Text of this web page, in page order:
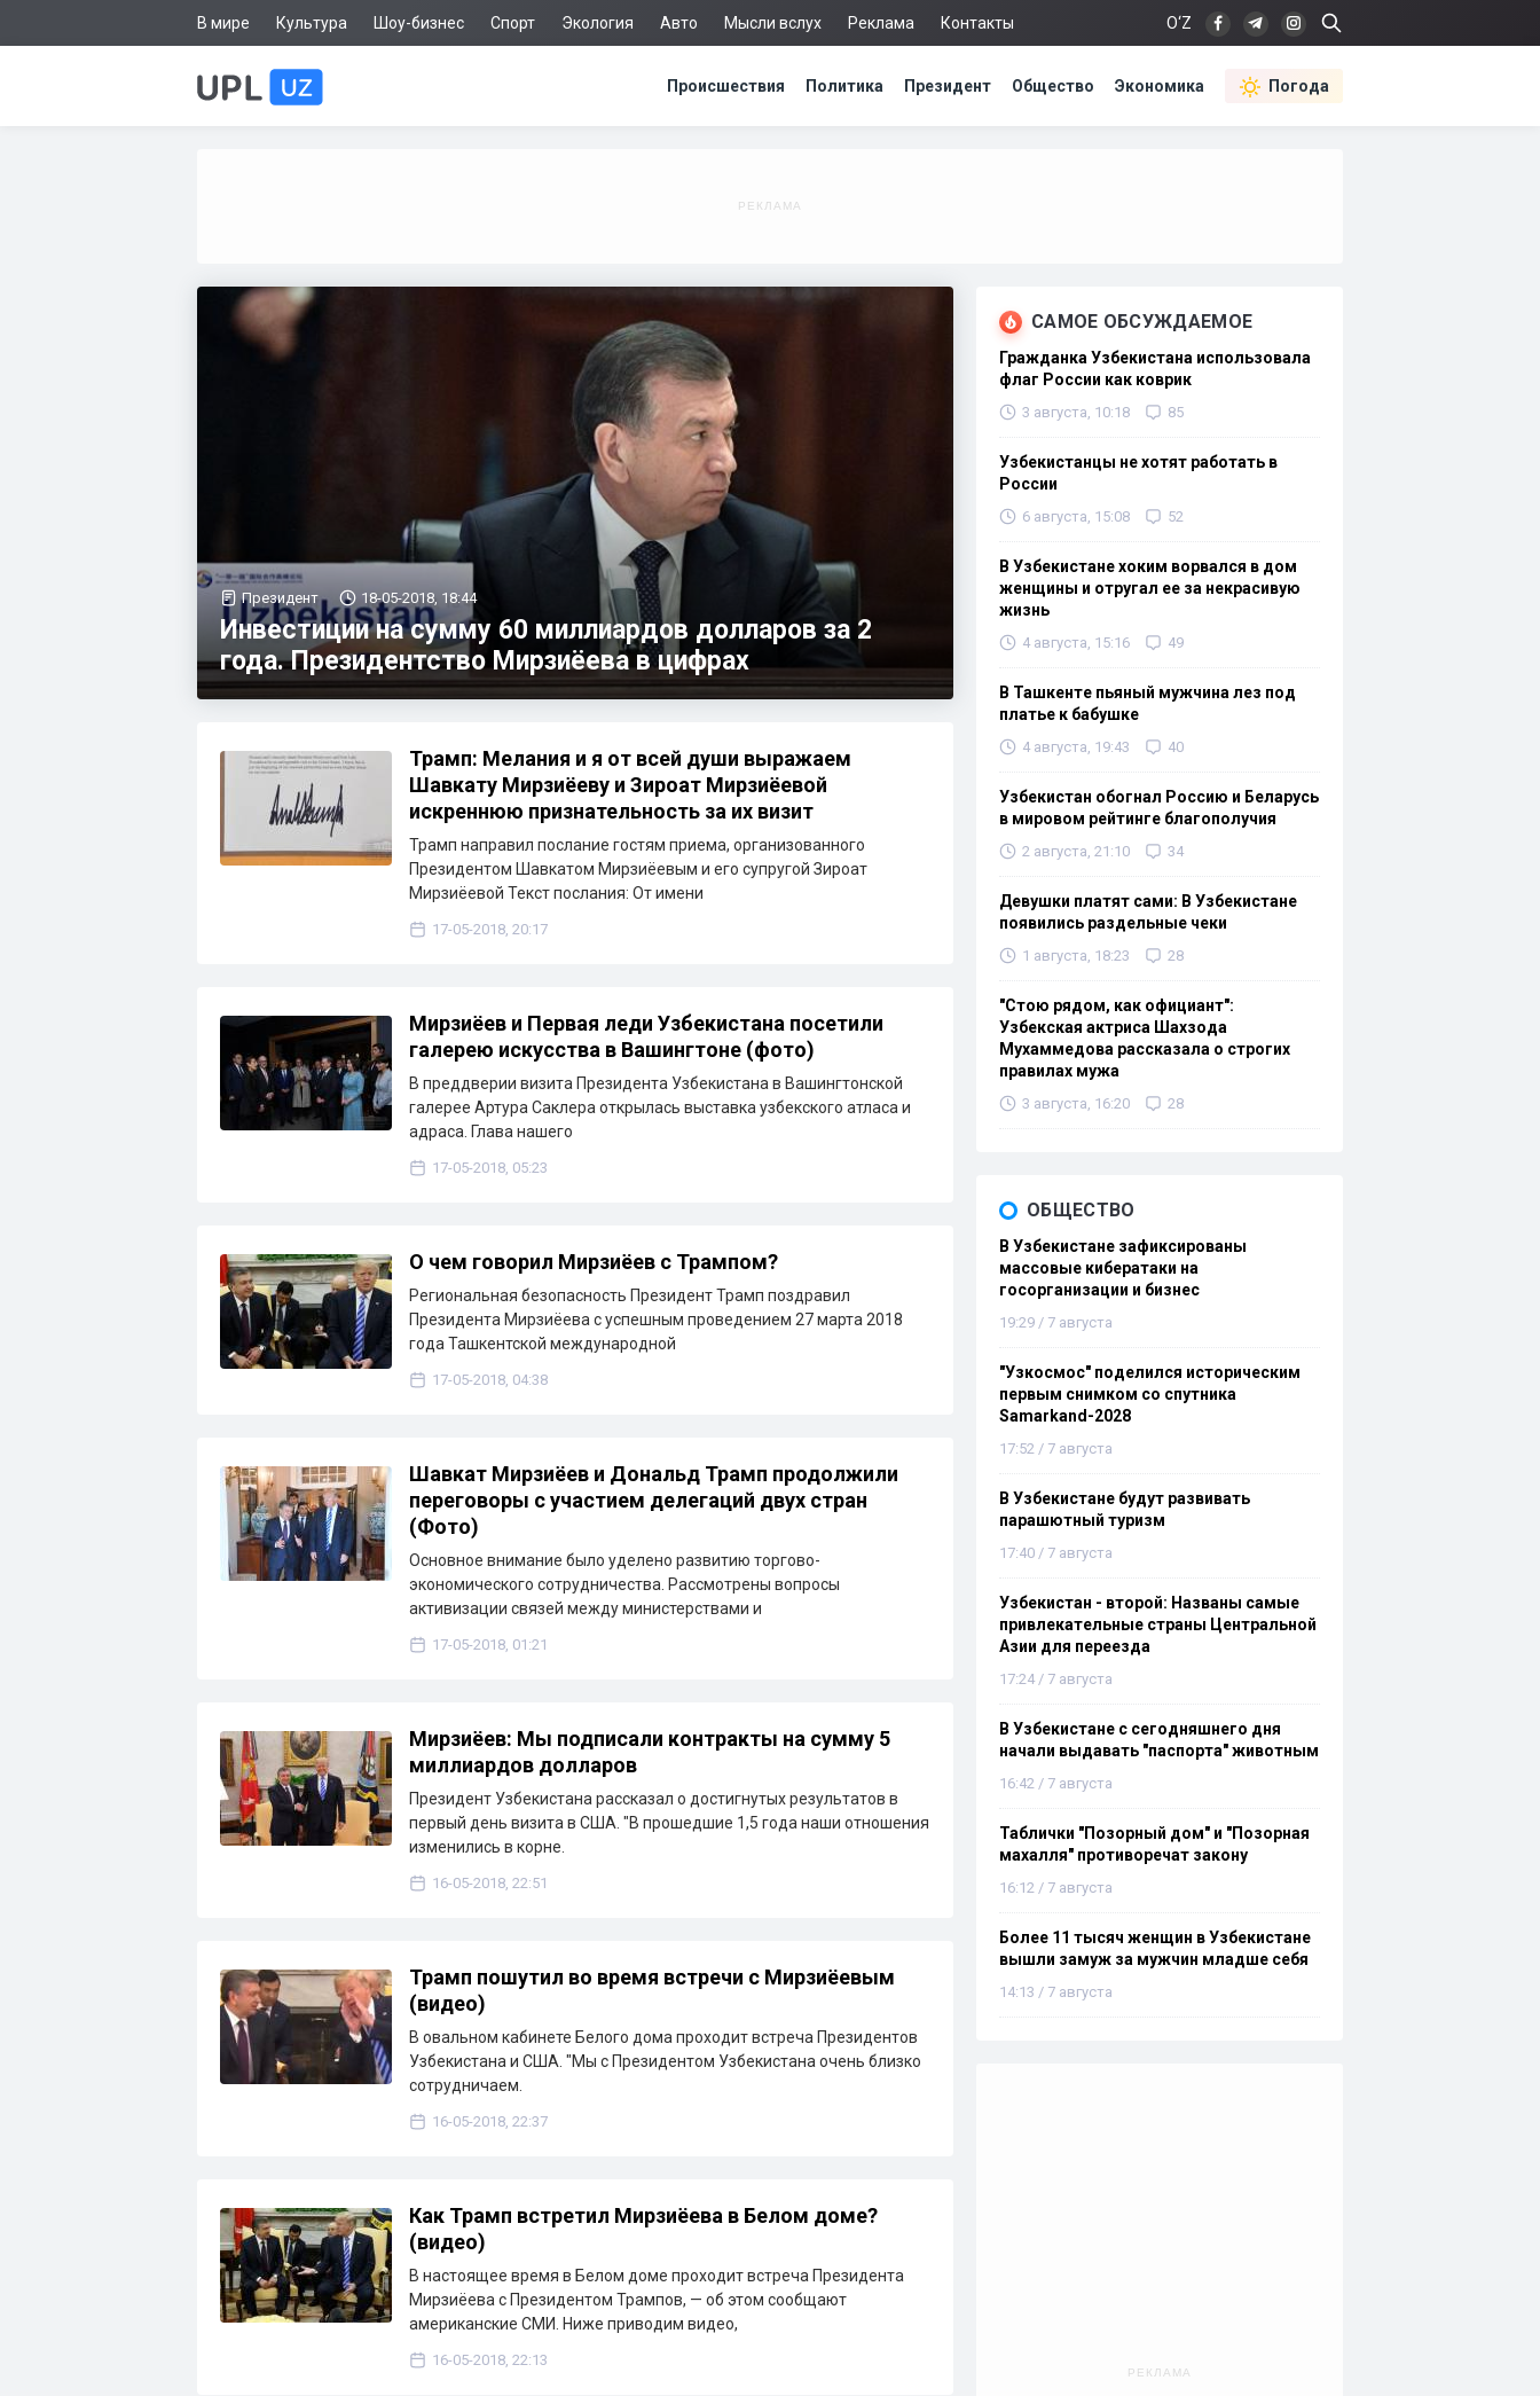
В мире Культура Шоу-бизнес Спорт Экология Авто Мысли вслух Реклама Контакты O‘Z
Происшествия Политика Президент Общество Экономика Погода
Президент 18-05-2018, 18:44
Инвестиции на сумму 60 миллиардов долларов за 2
года. Президентство Мирзиёева в цифрах
Трамп: Мелания и я от всей души выражаем
Шавкату Мирзиёеву и Зироат Мирзиёевой
искреннюю признательность за их визит
Трамп направил послание гостям приема, организованного
Президентом Шавкатом Мирзиёевым и его супругой Зироат
Мирзиёевой Текст послания: От имени
17-05-2018, 20:17
Мирзиёев и Первая леди Узбекистана посетили
галерею искусства в Вашингтоне (фото)
В преддверии визита Президента Узбекистана в Вашингтонской
галерее Артура Саклера открылась выставка узбекского атласа и
адраса. Глава нашего
17-05-2018, 05:23
О чем говорил Мирзиёев с Трампом?
Региональная безопасность Президент Трамп поздравил
Президента Мирзиёева с успешным проведением 27 марта 2018
года Ташкентской международной
17-05-2018, 04:38
Шавкат Мирзиёев и Дональд Трамп продолжили
переговоры с участием делегаций двух стран
(Фото)
Основное внимание было уделено развитию торгово-
экономического сотрудничества. Рассмотрены вопросы
активизации связей между министерствами и
17-05-2018, 01:21
Мирзиёев: Мы подписали контракты на сумму 5
миллиардов долларов
Президент Узбекистана рассказал о достигнутых результатов в
первый день визита в США. "В прошедшие 1,5 года наши отношения
изменились в корне.
16-05-2018, 22:51
Трамп пошутил во время встречи с Мирзиёевым
(видео)
В овальном кабинете Белого дома проходит встреча Президентов
Узбекистана и США. "Мы с Президентом Узбекистана очень близко
сотрудничаем.
16-05-2018, 22:37
Как Трамп встретил Мирзиёева в Белом доме?
(видео)
В настоящее время в Белом доме проходит встреча Президента
Мирзиёева с Президентом Трампов, — об этом сообщают
американские СМИ. Ниже приводим видео,
16-05-2018, 22:13
САМОЕ ОБСУЖДАЕМОЕ
Гражданка Узбекистана использовала
флаг России как коврик
3 августа, 10:18 85
Узбекистанцы не хотят работать в
России
6 августа, 15:08 52
В Узбекистане хоким ворвался в дом
женщины и отругал ее за некрасивую
жизнь
4 августа, 15:16 49
В Ташкенте пьяный мужчина лез под
платье к бабушке
4 августа, 19:43 40
Узбекистан обогнал Россию и Беларусь
в мировом рейтинге благополучия
2 августа, 21:10 34
Девушки платят сами: В Узбекистане
появились раздельные чеки
1 августа, 18:23 28
"Стою рядом, как официант":
Узбекская актриса Шахзода
Мухаммедова рассказала о строгих
правилах мужа
3 августа, 16:20 28
ОБЩЕСТВО
В Узбекистане зафиксированы
массовые кибератаки на
госорганизации и бизнес
19:29 / 7 августа
"Узкосмос" поделился историческим
первым снимком со спутника
Samarkand-2028
17:52 / 7 августа
В Узбекистане будут развивать
парашютный туризм
17:40 / 7 августа
Узбекистан - второй: Названы самые
привлекательные страны Центральной
Азии для переезда
17:24 / 7 августа
В Узбекистане с сегодняшнего дня
начали выдавать "паспорта" животным
16:42 / 7 августа
Таблички "Позорный дом" и "Позорная
махалля" противоречат закону
16:12 / 7 августа
Более 11 тысяч женщин в Узбекистане
вышли замуж за мужчин младше себя
14:13 / 7 августа